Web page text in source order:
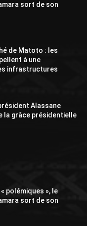
sort de son
de Matoto : les
à une
infrastructures
Alassane
la grâce présidentielle
polémiques », le
sort de son